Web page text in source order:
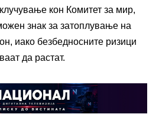
кон Комитет за мир,
знак за затоплување на
иако безбедносните ризици
да растат.